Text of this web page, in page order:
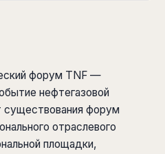
форум TNF —
нефтегазовой
существования форум
отраслевого
площадки,